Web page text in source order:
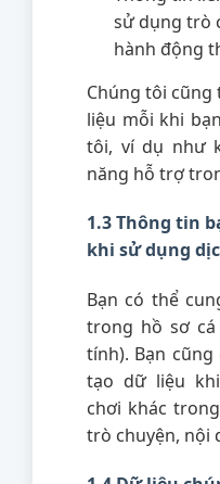
sử dụng trò
hành động
Chúng tôi
liệu mỗi khi
tôi, ví dụ như
năng hỗ trợ
1.3 Thông tin
khi sử dụng
Bạn có thể
trong hồ sơ
tính). Bạn
tạo dữ liệu
chơi khác
trò chuyện, nội